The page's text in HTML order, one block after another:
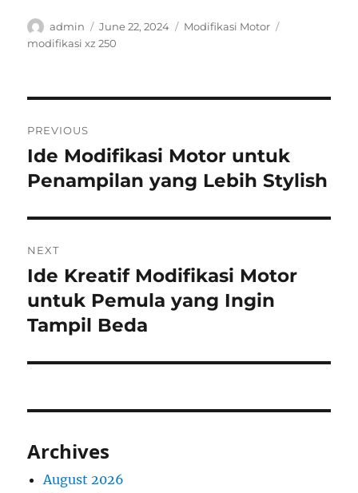
Author
admin
Posted
on
June 22, 2024 Categories
Modifikasi Motor
modifikasi xz 250
navigation
PREVIOUS
Previous
post:
Ide Modifikasi Motor untuk
Penampilan yang Lebih Stylish
NEXT
Next
post:
Ide Kreatif Modifikasi Motor
untuk Pemula yang Ingin
Tampil Beda
Archives
August 2026